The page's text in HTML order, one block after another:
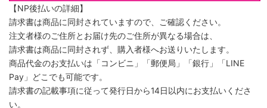
【NP後払いの詳細】
請求書は商品に同封されていますので、ご確認ください。
注文者様のご住所とお届け先のご住所が異なる場合は、
請求書は商品に同封されず、購入者様へお送りいたします。
商品代金のお支払いは「コンビニ」「郵便局」「銀行」「LINE
Pay」どこでも可能です。
請求書の記載事項に従って発行日から14日以内にお支払いくださ
い。